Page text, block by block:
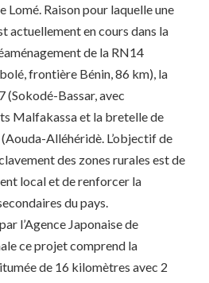
Lomé. Raison pour laquelle une
actuellement en cours dans la
de la RN14
frontière Bénin, 86 km), la
Bassar, avec
Malfakassa et la bretelle de
Alléhéridè. L’objectif de
des zones rurales est de
local et de renforcer la
du pays.
l’Agence Japonaise de
ce projet comprend la
de 16 kilomètres avec 2